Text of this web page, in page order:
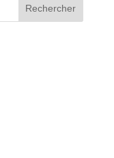
Rechercher